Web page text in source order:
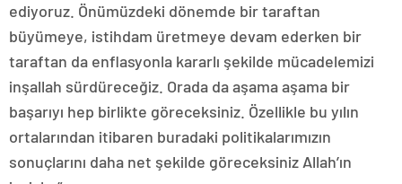
ediyoruz. Önümüzdeki dönemde bir taraftan
büyümeye, istihdam üretmeye devam ederken bir
taraftan da enflasyonla kararlı şekilde mücadelemizi
inşallah sürdüreceğiz. Orada da aşama aşama bir
başarıyı hep birlikte göreceksiniz. Özellikle bu yılın
ortalarından itibaren buradaki politikalarımızın
sonuçlarını daha net şekilde göreceksiniz Allah’ın